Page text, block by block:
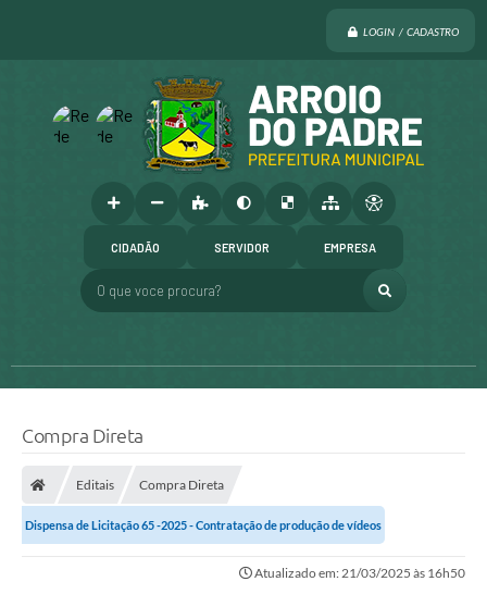
LOGIN / CADASTRO
O que voce procura?
CIDADÃO SERVIDOR EMPRESA
Compra Direta
Editais Compra Direta
Dispensa de Licitação 65 -2025 - Contratação de produção de vídeos
Atualizado em: 21/03/2025 às 16h50